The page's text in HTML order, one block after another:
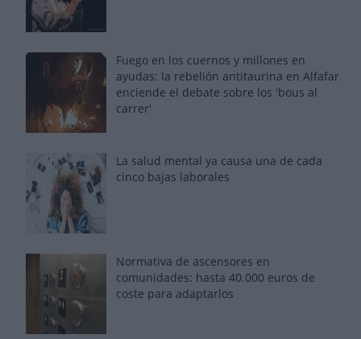
Fuego en los cuernos y millones en
ayudas: la rebelión antitaurina en Alfafar
enciende el debate sobre los 'bous al
carrer'
La salud mental ya causa una de cada
cinco bajas laborales
Normativa de ascensores en
comunidades: hasta 40.000 euros de
coste para adaptarlos